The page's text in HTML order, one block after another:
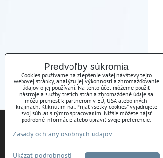
KONTAKT
Predvoľby súkromia
Cookies používame na zlepšenie vašej návštevy tejto
webovej stránky, analýzu jej výkonnosti a zhromažďovanie
údajov o jej používaní. Na tento účel môžeme použiť
nástroje a služby tretích strán a zhromaždené údaje sa
môžu preniesť k partnerom v EÚ, USA alebo iných
krajinách. Kliknutím na „Prijať všetky cookies“ vyjadrujete
svoj súhlas s týmto spracovaním. Nižšie môžete nájsť
podrobné informácie alebo upraviť svoje preferencie.
Zásady ochrany osobných údajov
Ukázať podrobnosti
Tieto internetové stránky používajú súbory cookies.
ako je možné zabrániť ich používaniu nájdete na